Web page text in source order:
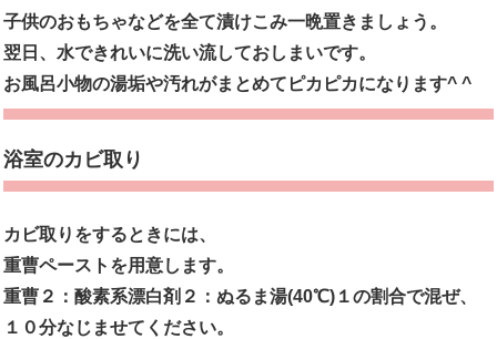
子供のおもちゃなどを全て漬けこみ一晩置きましょう。
翌日、水できれいに洗い流しておしまいです。
お風呂小物の湯垢や汚れがまとめてピカピカになります^ ^
浴室のカビ取り
カビ取りをするときには、
重曹ペーストを用意します。
重曹２：酸素系漂白剤２：ぬるま湯(40℃)１の割合で混ぜ、
１０分なじませてください。